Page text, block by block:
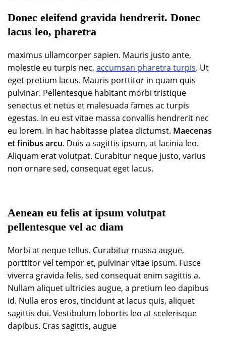
Donec eleifend gravida hendrerit. Donec
lacus leo, pharetra
maximus ullamcorper sapien. Mauris justo ante,
molestie eu turpis nec, accumsan pharetra turpis. Ut
eget pretium lacus. Mauris porttitor in quam quis
pulvinar. Pellentesque habitant morbi tristique
senectus et netus et malesuada fames ac turpis
egestas. In eu est vitae massa convallis hendrerit nec
eu lorem. In hac habitasse platea dictumst. Maecenas
et finibus arcu. Duis a sagittis ipsum, at lacinia leo.
Aliquam erat volutpat. Curabitur neque justo, varius
non ornare sed, consequat eget lacus.
Aenean eu felis at ipsum volutpat
pellentesque vel ac diam
Morbi at neque tellus. Curabitur massa augue,
porttitor vel tempor et, pulvinar vitae ipsum. Fusce
viverra gravida felis, sed consequat enim sagittis a.
Nullam aliquet ultricies augue, a pretium leo dapibus
id. Nulla eros eros, tincidunt at lacus quis, aliquet
sagittis dui. Vestibulum lobortis leo at scelerisque
dapibus. Cras sagittis, augue